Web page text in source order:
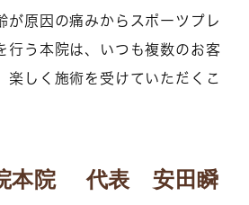
が原因の痛みからスポーツプレ
行う本院は、いつも複数のお客
楽しく施術を受けていただくこ
本院 代表 安田瞬